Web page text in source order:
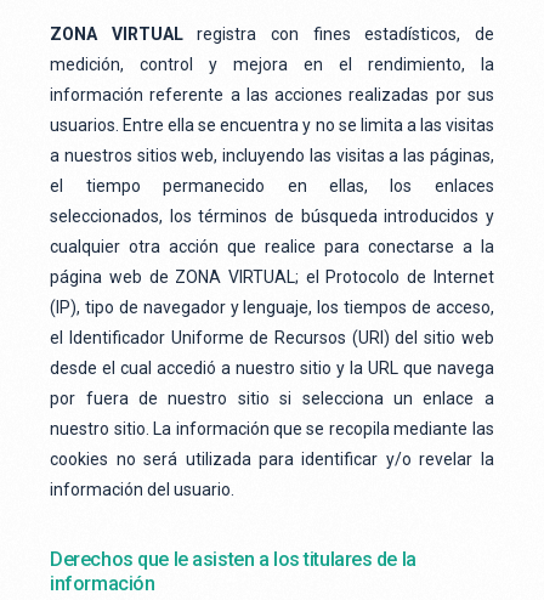
ZONA VIRTUALregistra con fines estadísticos, de
medición, control y mejora en el rendimiento, la
información referente a las acciones realizadas por sus
usuarios. Entre ella se encuentra y no se limita a las visitas
a nuestros sitios web, incluyendo las visitas a las páginas,
el tiempo permanecido en ellas, los enlaces
seleccionados, los términos de búsqueda introducidos y
cualquier otra acción que realice para conectarse a la
página web de ZONA VIRTUAL; el Protocolo de Internet
(IP), tipo de navegador y lenguaje, los tiempos de acceso,
el Identificador Uniforme de Recursos (URI) del sitio web
desde el cual accedió a nuestro sitio y la URL que navega
por fuera de nuestro sitio si selecciona un enlace a
nuestro sitio. La información que se recopila mediante las
cookies no será utilizada para identificar y/o revelar la
información del usuario.
Derechos que le asisten a los titulares de la
información